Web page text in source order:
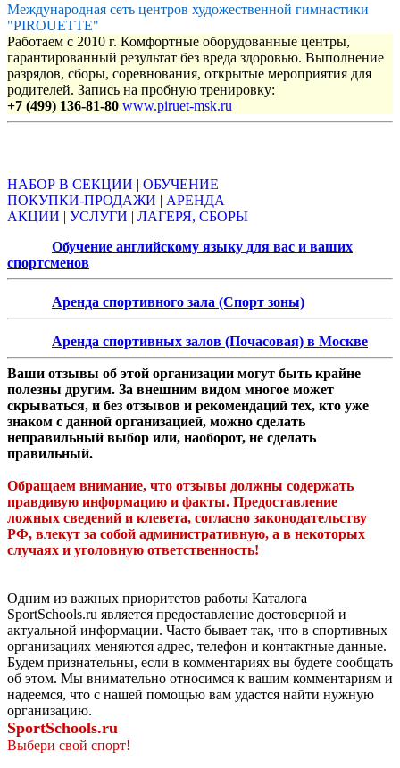
Международная сеть центров художественной гимнастики
"PIROUETTE"
Работаем с 2010 г. Комфортные оборудованные центры,
гарантированный результат без вреда здоровью. Выполнение
разрядов, сборы, соревнования, открытые мероприятия для
родителей. Запись на пробную тренировку:
+7 (499) 136-81-80 www.piruet-msk.ru
НАБОР В СЕКЦИИ | ОБУЧЕНИЕ
ПОКУПКИ-ПРОДАЖИ | АРЕНДА
АКЦИИ | УСЛУГИ | ЛАГЕРЯ, СБОРЫ
Обучение английскому языку для вас и ваших
спортсменов
Аренда спортивного зала (Спорт зоны)
Аренда спортивных залов (Почасовая) в Москве
Ваши отзывы об этой организации могут быть крайне
полезны другим. За внешним видом многое может
скрываться, и без отзывов и рекомендаций тех, кто уже
знаком с данной организацией, можно сделать
неправильный выбор или, наоборот, не сделать
правильный.
Обращаем внимание, что отзывы должны содержать
правдивую информацию и факты. Предоставление
ложных сведений и клевета, согласно законодательству
РФ, влекут за собой административную, а в некоторых
случаях и уголовную ответственность!
Одним из важных приоритетов работы Каталога
SportSchools.ru является предоставление достоверной и
актуальной информации. Часто бывает так, что в спортивных
организациях меняются адрес, телефон и контактные данные.
Будем признательны, если в комментариях вы будете сообщать
об этом. Мы внимательно относимся к вашим комментариям и
надеемся, что с нашей помощью вам удастся найти нужную
организацию.
SportSchools.ru
Выбери свой спорт!